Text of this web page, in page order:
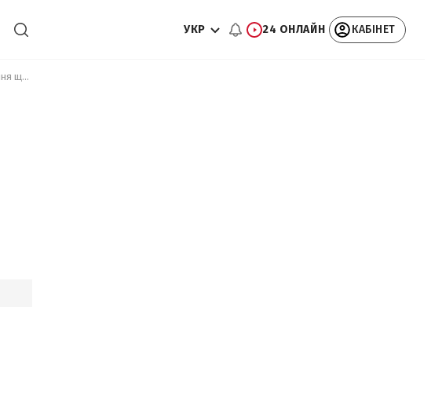
УКР 24 ОНЛАЙН КАБІНЕТ
Відстрочки від мобілізації по-новому: в ТЦК дали повне пояснення щодо оформлення